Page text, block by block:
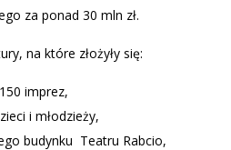
za ponad 30 mln zł.
na które złożyły się:
imprez,
i młodzieży,
budynku Teatru Rabcio,